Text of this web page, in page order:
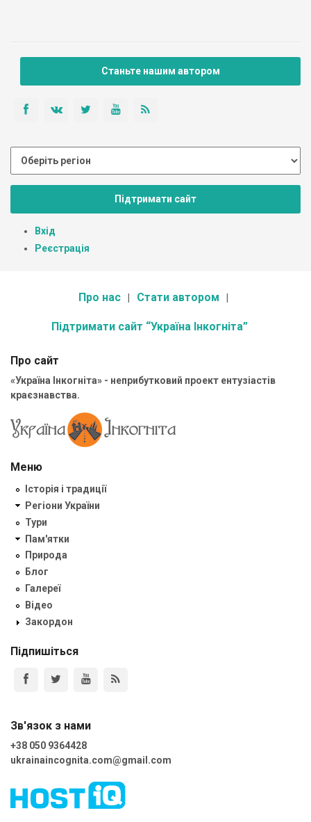
Станьте нашим автором
Підтримати сайт
Вхід
Реєстрація
Про нас Стати автором
Підтримати сайт “Україна Інкогніта”
Про сайт
«Україна Інкогніта» - неприбутковий проект ентузіастів
краєзнавства.
Меню
Історія і традиції
Регіони України
Тури
Пам'ятки
Природа
Блог
Галереї
Відео
Закордон
Підпишіться
Зв'язок з нами
+38 050 9364428
ukrainaincognita.com@gmail.com